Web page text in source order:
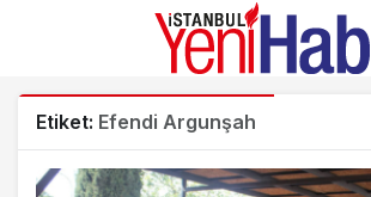
Etiket: Efendi Argunşah